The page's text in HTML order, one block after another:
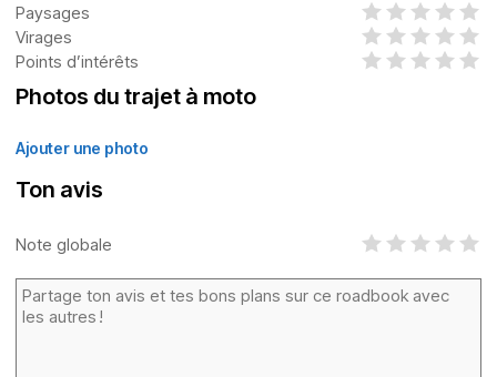
Paysages
Virages
Points d’intérêts
Photos du trajet à moto
Ajouter une photo
Ton avis
Note globale